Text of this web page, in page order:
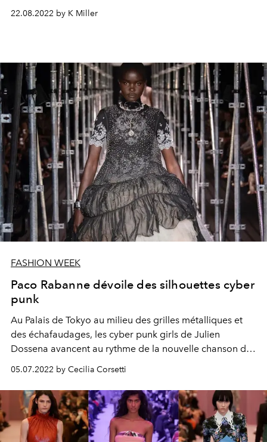
22.08.2022 by K Miller
FASHION WEEK
Paco Rabanne dévoile des silhouettes cyber
punk
Au Palais de Tokyo au milieu des grilles métalliques et
des échafaudages, les cyber punk girls de Julien
Dossena avancent au rythme de la nouvelle chanson de
été 2023 de Paco Rabanne on voit défiler des héroïnes
cyber avec des influences punk telles que des chockers
au cou, des bottes en cuir avec des chaînes, des jupes à
volants en tulle bouffantes, des couleurs flash et des
textures contrastées que Dossena lui-même définit
05.07.2022 by Cecilia Corsetti